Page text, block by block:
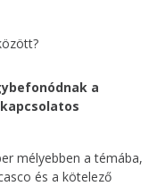
a
mélyebben a témába,
és a kötelező